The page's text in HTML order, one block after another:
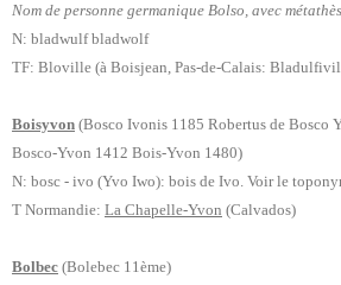
Nom de personne germanique Bolso, avec
N: bladwulf bladwolf
TF: Bloville (à Boisjean, Pas-de-Calais:
Boisyvon (Bosco Ivonis 1185 Robertus de Bosco
Bosco-Yvon 1412 Bois-Yvon 1480)
N: bosc - ivo (Yvo Iwo): bois de Ivo. Voir le
T Normandie: La Chapelle-Yvon (Calvados)
Bolbec (Bolebec 11ème)